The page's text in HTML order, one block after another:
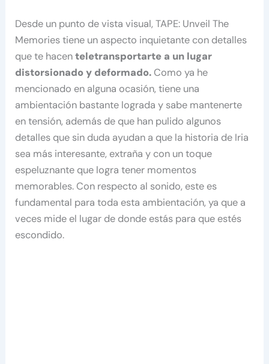
Desde un punto de vista visual, TAPE: Unveil The
Memories tiene un aspecto inquietante con detalles
que te hacenteletransportarte a un lugar
distorsionado y deformado.Como ya he
mencionado en alguna ocasión, tiene una
ambientación bastante lograda y sabe mantenerte
en tensión, además de que han pulido algunos
detalles que sin duda ayudan a que la historia de Iria
sea más interesante, extraña y con un toque
espeluznante que logra tener momentos
memorables. Con respecto al sonido, este es
fundamental para toda esta ambientación, ya que a
veces mide el lugar de donde estás para que estés
escondido.